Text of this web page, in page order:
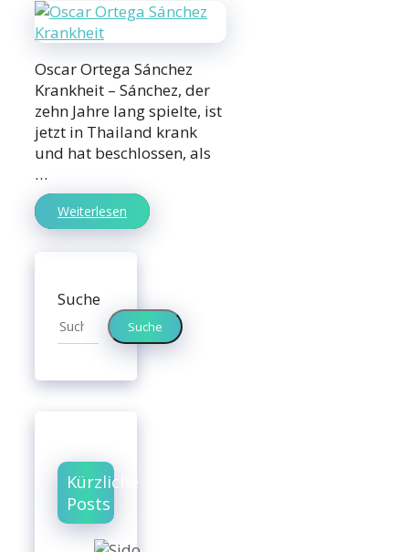
Oscar Ortega Sánchez
Krankheit – Sánchez, der
zehn Jahre lang spielte, ist
jetzt in Thailand krank
und hat beschlossen, als
…
Weiterlesen
Suche
Suche
Kürzliche
Posts